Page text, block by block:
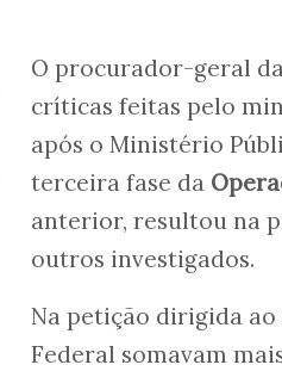
Whastapp
Facebook
Twitter
O procurador-geral
críticas feitas pelo
após o Ministério
terceira fase da
anterior, resultou na
outros investigados.
Na petição dirigida ao
Federal somavam